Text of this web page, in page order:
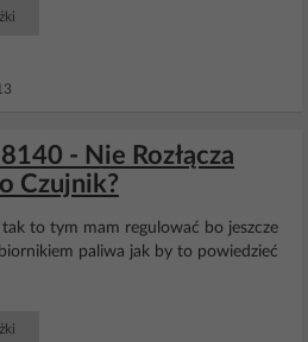
- Nie Rozłącza
Czujnik?
to tym mam regulować bo jeszcze
paliwa jak by to powiedzieć